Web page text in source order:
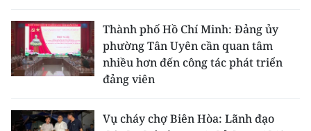
Thành phố Hồ Chí Minh: Đảng ủy
phường Tân Uyên cần quan tâm
nhiều hơn đến công tác phát triển
đảng viên
Vụ cháy chợ Biên Hòa: Lãnh đạo